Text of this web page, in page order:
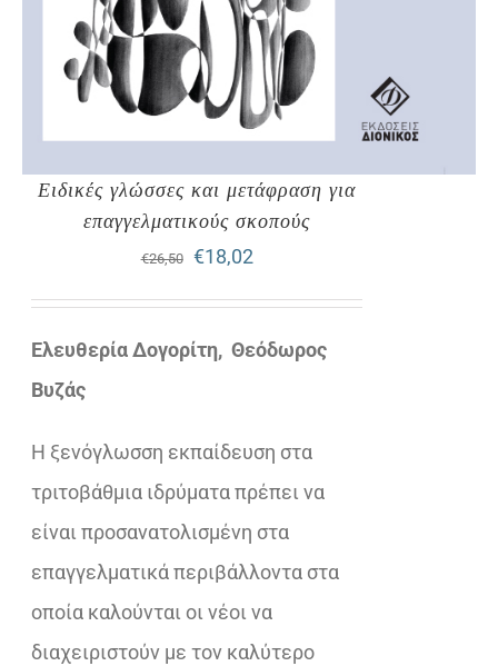
Ειδικές γλώσσες και μετάφραση για
επαγγελματικούς σκοπούς
€26,50
Original
price
was:
€18,02Η
τρέχουσα
τιμή
Ελευθερία Δογορίτη, Θεόδωρος
Βυζάς
Η ξενόγλωσση εκπαίδευση στα
τριτοβάθμια ιδρύματα πρέπει να
είναι προσανατολισμένη στα
επαγγελματικά περιβάλλοντα στα
οποία καλούνται οι νέοι να
διαχειριστούν με τον καλύτερο